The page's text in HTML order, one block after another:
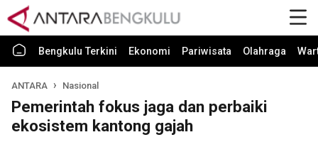
Bengkulu Terkini Ekonomi Pariwisata Olahraga
ANTARA Nasional
Pemerintah fokus jaga dan perbaiki
ekosistem kantong gajah